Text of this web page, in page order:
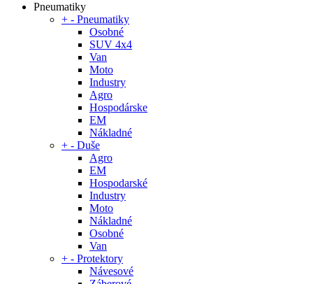
Pneumatiky
+ - Pneumatiky
Osobné
SUV 4x4
Van
Moto
Industry
Agro
Hospodárske
EM
Nákladné
+ - Duše
Agro
EM
Hospodarské
Industry
Moto
Nákladné
Osobné
Van
+ - Protektory
Návesové